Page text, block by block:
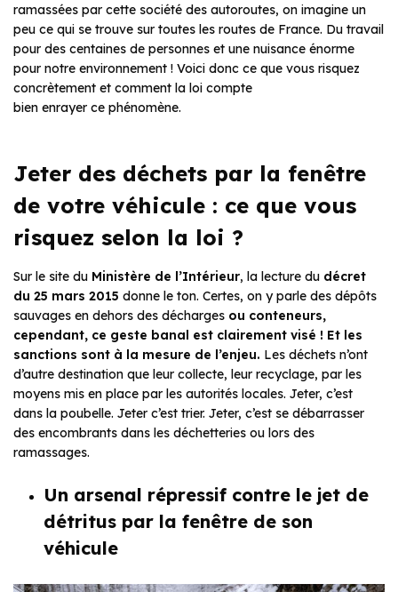
ramassées par cette société des autoroutes, on imagine un
peu ce qui se trouve sur toutes les routes de France. Du travail
pour des centaines de personnes et une nuisance énorme
pour notre environnement ! Voici donc ce que vous risquez
concrètement et comment la loi compte
bien enrayer ce phénomène.
Jeter des déchets par la fenêtre
de votre véhicule : ce que vous
risquez selon la loi ?
Sur le site du Ministère de l’Intérieur, la lecture du décret
du 25 mars 2015 donne le ton. Certes, on y parle des dépôts
sauvages en dehors des décharges ou conteneurs,
cependant, ce geste banal est clairement visé ! Et les
sanctions sont à la mesure de l’enjeu. Les déchets n’ont
d’autre destination que leur collecte, leur recyclage, par les
moyens mis en place par les autorités locales. Jeter, c’est
dans la poubelle. Jeter c’est trier. Jeter, c’est se débarrasser
des encombrants dans les déchetteries ou lors des
ramassages.
Un arsenal répressif contre le jet de
détritus par la fenêtre de son
véhicule